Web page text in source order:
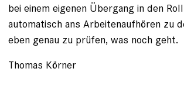
bei einem eigenen Übergang in den
automatisch ans Arbeitenaufhören zu
eben genau zu prüfen, was noch geht.
Thomas Körner